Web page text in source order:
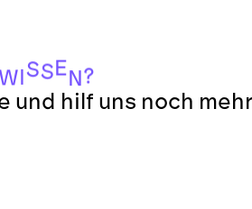
WISSEN?
und hilf uns noch